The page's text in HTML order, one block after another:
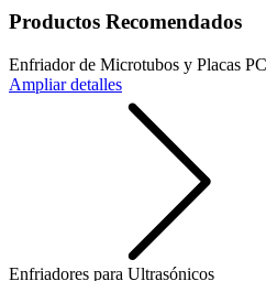
Productos Recomendados
Enfriador de Microtubos y Placas
Ampliar detalles
Enfriadores para Ultrasónicos